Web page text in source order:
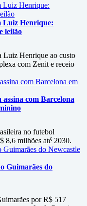
Luiz Henrique:
leilão
Luiz Henrique ao custo
com Zenit e receio
com Barcelona
no futebol
8,6 milhões até 2030.
Guimarães do
por R$ 517